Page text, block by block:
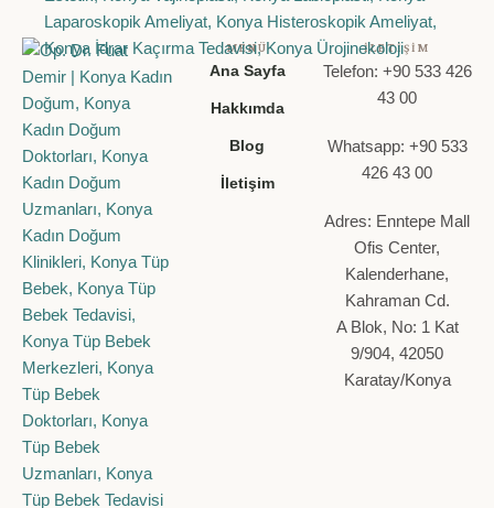
MENÜ
Ana Sayfa
Hakkımda
Blog
İletişim
İLETIŞIM
Telefon: +90 533 426
43 00
Whatsapp: +90 533
426 43 00
Adres: Enntepe Mall
Ofis Center,
Kalenderhane,
Kahraman Cd.
A Blok, No: 1 Kat
9/904, 42050
Karatay/Konya